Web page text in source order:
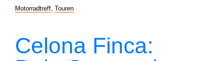
Motorradtreff Touren
Celona Finca: